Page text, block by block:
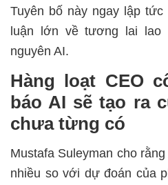
Tuyên bố này ngay lập
luận lớn về tương lai lao
nguyên AI.
Hàng loạt CEO
báo AI sẽ tạo ra
chưa từng có
Mustafa Suleyman cho
nhiều so với dự đoán của